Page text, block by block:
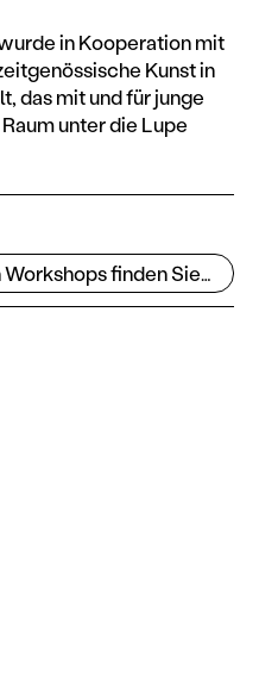
in Kooperation mit
Kunst in
das mit und für junge
unter die Lupe
Alle Informationen zu den Workshops finden Sie hier!